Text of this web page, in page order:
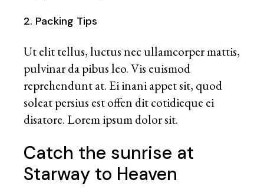
2. Packing Tips
Ut elit tellus, luctus nec ullamcorper mattis,
pulvinar da pibus leo. Vis euismod
reprehendunt at. Ei inani appet sit, quod
soleat persius est offen dit cotidieque ei
disatore. Lorem ipsum dolor sit.
Catch the sunrise at
Starway to Heaven